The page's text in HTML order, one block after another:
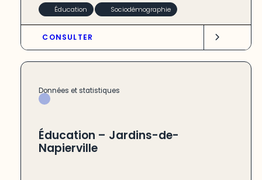
Éducation Sociodémographie
CONSULTER
Données et statistiques
Éducation – Jardins-de-
Napierville